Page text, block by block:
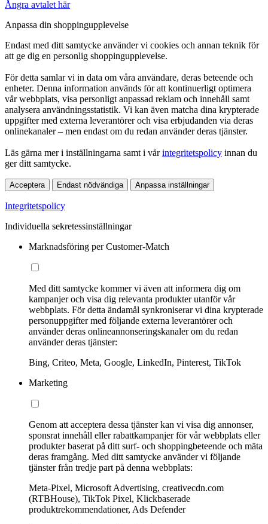
Ångra avtalet här
Anpassa din shoppingupplevelse
Endast med ditt samtycke använder vi cookies och annan teknik för
att ge dig en personlig shoppingupplevelse.
För detta samlar vi in data om våra användare, deras beteende och
enheter. Denna information används för att kontinuerligt optimera
vår webbplats, visa personligt anpassad reklam och innehåll samt
analysera användningsstatistik. Vi kan även matcha dina krypterade
uppgifter med externa leverantörer och visa erbjudanden via deras
onlinekanaler – men endast om du redan använder deras tjänster.
Läs gärna mer i inställningarna samt i vårintegritetspolicy innan du
ger ditt samtycke.
Acceptera Endast nödvändiga Anpassa inställningar
Integritetspolicy
Individuella sekretessinställningar
Marknadsföring per Customer-Match
Med ditt samtycke kommer vi även att informera dig om
kampanjer och visa dig relevanta produkter utanför vår
webbplats. För detta ändamål synkroniserar vi dina krypterade
personuppgifter med följande externa leverantörer och
använder deras onlineannonseringskanaler om du redan
använder deras tjänster:
Bing, Criteo, Meta, Google, LinkedIn, Pinterest, TikTok
Marketing
Genom att acceptera dessa tjänster kan vi visa dig annonser,
sponsrat innehåll eller rabattkampanjer för vår webbplats eller
produkter baserat på ditt surf- och shoppingbeteende och mäta
deras framgång. Med ditt samtycke använder vi följande
tjänster från tredje part på denna webbplats:
Meta-Pixel, Microsoft Advertising, creativecdn.com
(RTBHouse), TikTok Pixel, Klickbaserade
produktrekommendationer, Ads Defender